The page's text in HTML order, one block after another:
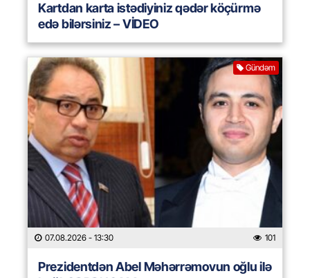
Kartdan karta istədiyiniz qədər köçürmə
edə bilərsiniz – VİDEO
Gündəm
07.08.2026 - 13:30 101
Prezidentdən Abel Məhərrəmovun oğlu ilə